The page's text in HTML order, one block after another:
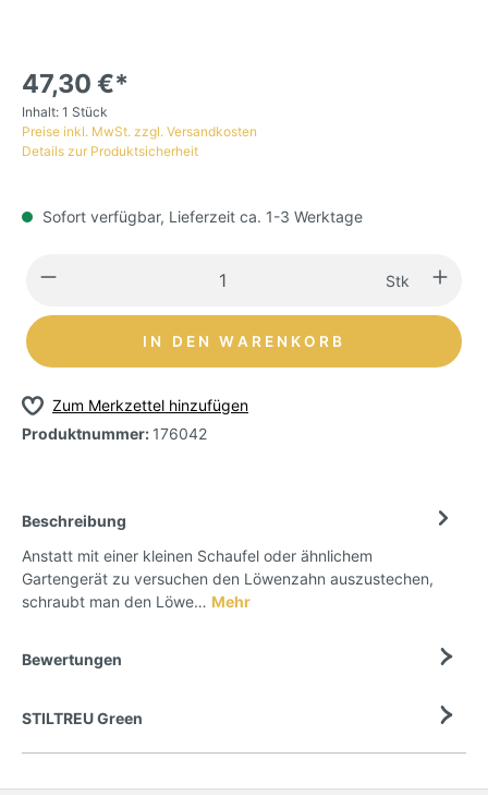
47,30 €*
Inhalt: 1 Stück
Preise inkl. MwSt. zzgl. Versandkosten
Details zur Produktsicherheit
Sofort verfügbar, Lieferzeit ca. 1-3 Werktage
Stk
IN DEN WARENKORB
Zum Merkzettel hinzufügen
Produktnummer: 176042
Beschreibung
Anstatt mit einer kleinen Schaufel oder ähnlichem
Gartengerät zu versuchen den Löwenzahn auszustechen,
schraubt man den Löwe… Mehr
Bewertungen
STILTREU Green